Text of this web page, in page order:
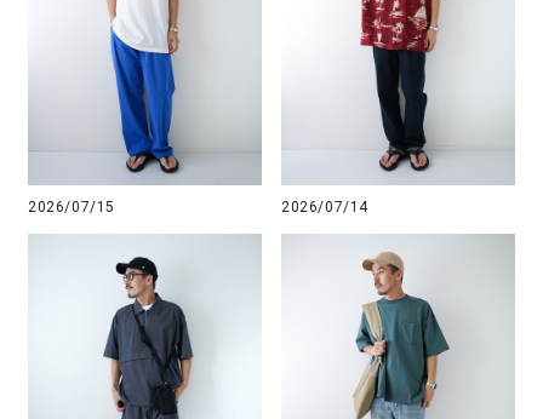
2026/07/15 2026/07/14